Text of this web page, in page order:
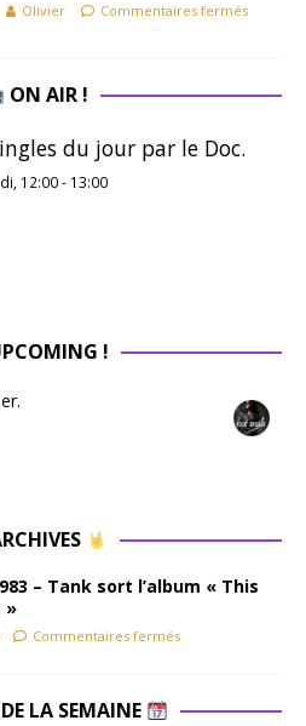
Olivier Commentaires fermés
ON AIR !
du jour par le Doc.
12:00- 13:00
!
– Tank sort l’album « This
»
Commentaires fermés
LA SEMAINE